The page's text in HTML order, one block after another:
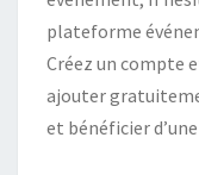
plateforme
Créez un compte
ajouter
et bénéficier